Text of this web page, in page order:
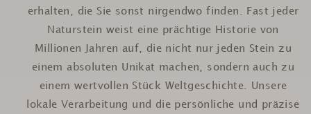
erhalten, die Sie sonst nirgendwo finden. Fast jeder
Naturstein weist eine prächtige Historie von
Millionen Jahren auf, die nicht nur jeden Stein zu
einem absoluten Unikat machen, sondern auch zu
einem wertvollen Stück Weltgeschichte. Unsere
lokale Verarbeitung und die persönliche und präzise